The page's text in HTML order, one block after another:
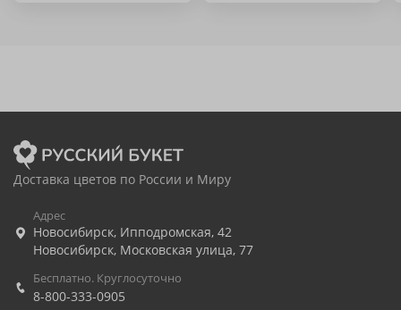
Доставка цветов по России и Миру
Адрес
Новосибирск, Ипподромская, 42
Новосибирск, Московская улица, 77
Бесплатно. Круглосуточно
8-800-333-0905